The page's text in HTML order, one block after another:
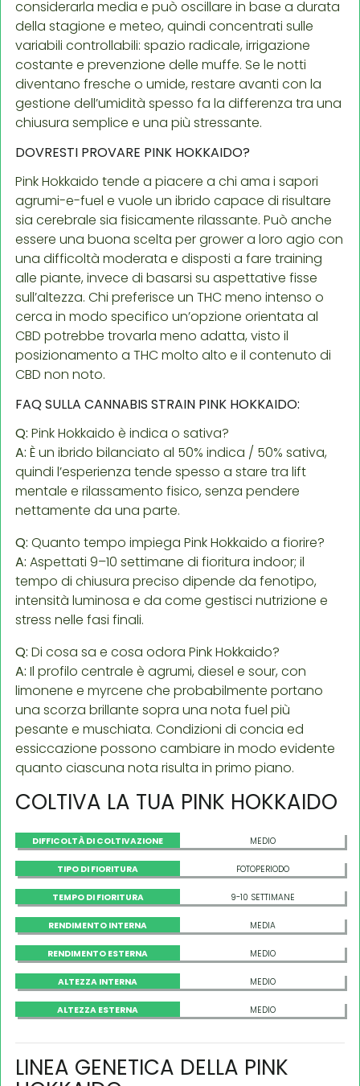
considerarla media e può oscillare in base a durata
della stagione e meteo, quindi concentrati sulle
variabili controllabili: spazio radicale, irrigazione
costante e prevenzione delle muffe. Se le notti
diventano fresche o umide, restare avanti con la
gestione dell’umidità spesso fa la differenza tra una
chiusura semplice e una più stressante.
DOVRESTI PROVARE PINK HOKKAIDO?
Pink Hokkaido tende a piacere a chi ama i sapori
agrumi-e-fuel e vuole un ibrido capace di risultare
sia cerebrale sia fisicamente rilassante. Può anche
essere una buona scelta per grower a loro agio con
una difficoltà moderata e disposti a fare training
alle piante, invece di basarsi su aspettative fisse
sull’altezza. Chi preferisce un THC meno intenso o
cerca in modo specifico un’opzione orientata al
CBD potrebbe trovarla meno adatta, visto il
posizionamento a THC molto alto e il contenuto di
CBD non noto.
FAQ SULLA CANNABIS STRAIN PINK HOKKAIDO:
Q: Pink Hokkaido è indica o sativa?
A: È un ibrido bilanciato al 50% indica / 50% sativa,
quindi l’esperienza tende spesso a stare tra lift
mentale e rilassamento fisico, senza pendere
nettamente da una parte.
Q: Quanto tempo impiega Pink Hokkaido a fiorire?
A: Aspettati 9–10 settimane di fioritura indoor; il
tempo di chiusura preciso dipende da fenotipo,
intensità luminosa e da come gestisci nutrizione e
stress nelle fasi finali.
Q: Di cosa sa e cosa odora Pink Hokkaido?
A: Il profilo centrale è agrumi, diesel e sour, con
limonene e myrcene che probabilmente portano
una scorza brillante sopra una nota fuel più
pesante e muschiata. Condizioni di concia ed
essiccazione possono cambiare in modo evidente
quanto ciascuna nota risulta in primo piano.
COLTIVA LA TUA PINK HOKKAIDO
DIFFICOLTÀ DI COLTIVAZIONE MEDIO
TIPO DI FIORITURA FOTOPERIODO
TEMPO DI FIORITURA 9-10 SETTIMANE
RENDIMENTO INTERNA MEDIA
RENDIMENTO ESTERNA MEDIO
ALTEZZA INTERNA MEDIO
ALTEZZA ESTERNA MEDIO
LINEA GENETICA DELLA PINK